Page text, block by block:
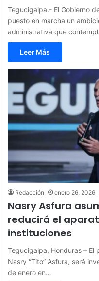
Tegucigalpa.- El Gobierno
puesto en marcha un
administrativa que
Leer Más
Redacción enero 26, 2026
Nasry Asfura
reducirá el
instituciones
Tegucigalpa, Honduras – El
Nasry “Tito” Asfura, será
de enero en…